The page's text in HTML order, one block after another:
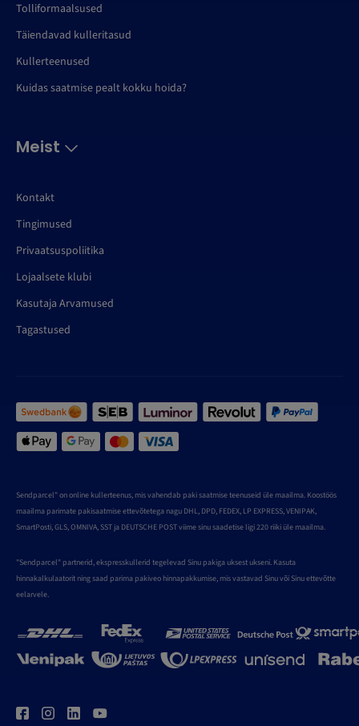
Tolliformaalsused
Täiendavad kulleritasud
Kullerteenused
Kuidas saatmise pealt kokku hoida?
Meist
Kontakt
Tingimused
Privaatsuspoliitika
Lojaalsete klubi
Kasutaja Arvamused
Tagastused
Sendparcel" on online kullerteenus, mis vahendab paki saatmise teenuseid üle maailma. Koostöös
maailma parimate pakisaatmise ettevõtetega nagu DHL, DPD, FEDEX, LP EXPRESS, VENIPAK,
SmartPosti, GLS, OMNIVA, SST ja DEUTSCHE POST viime sinu saadetise ligi 220 riiki üle maailma.
"Sendparcel" partnerid, ekspresskullerid tegelevad Sinu pakiga uksest ukseni. Kasuta
hinnakalkulaatorit ning saad parima pakiveo hinnapakkumise, mis vastavad Sinu või Sinu ettevõtte
eelarvele.